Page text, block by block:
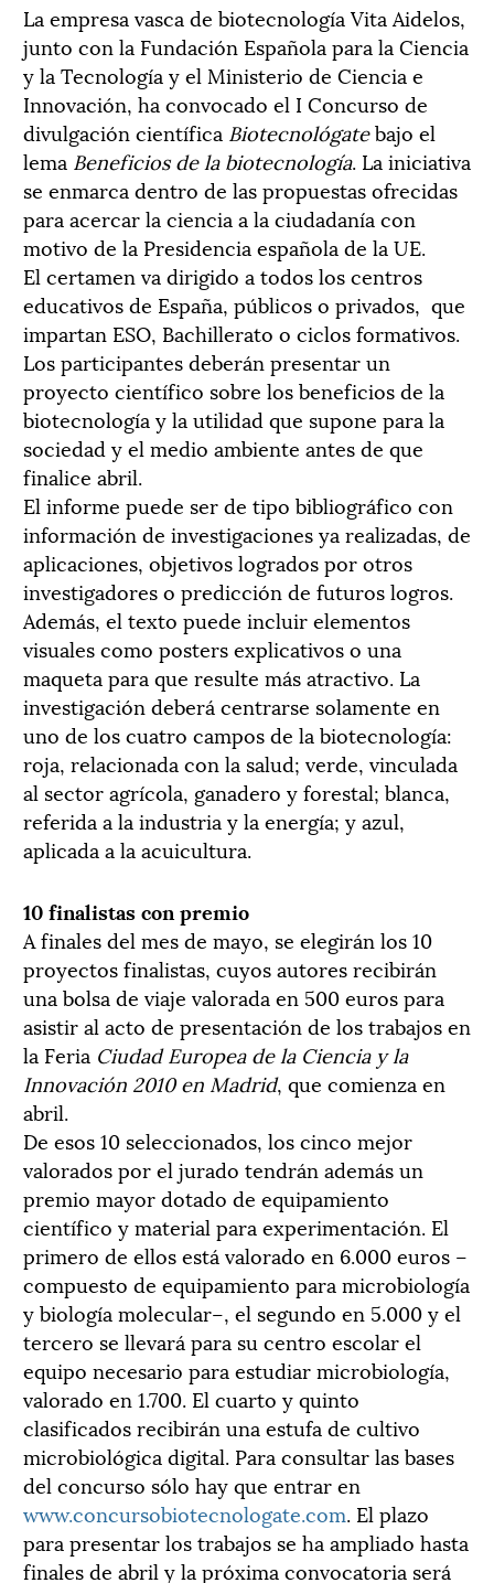
La empresa vasca de biotecnología Vita Aidelos,
junto con la Fundación Española para la Ciencia
y la Tecnología y el Ministerio de Ciencia e
Innovación, ha convocado el I Concurso de
divulgación científica Biotecnológatebajo el
lema Beneficios de la biotecnología. La iniciativa
se enmarca dentro de las propuestas ofrecidas
para acercar la ciencia a la ciudadanía con
motivo de la Presidencia española de la UE.
El certamen va dirigido a todos los centros
educativos de España, públicos o privados, que
impartan ESO, Bachillerato o ciclos formativos.
Los participantes deberán presentar un
proyecto científico sobre los beneficios de la
biotecnología y la utilidad que supone para la
sociedad y el medio ambiente antes de que
finalice abril.
El informe puede ser de tipo bibliográfico con
información de investigaciones ya realizadas, de
aplicaciones, objetivos logrados por otros
investigadores o predicción de futuros logros.
Además, el texto puede incluir elementos
visuales como posters explicativos o una
maqueta para que resulte más atractivo. La
investigación deberá centrarse solamente en
uno de los cuatro campos de la biotecnología:
roja, relacionada con la salud; verde, vinculada
al sector agrícola, ganadero y forestal; blanca,
referida a la industria y la energía; y azul,
aplicada a la acuicultura.
10 finalistas con premio
A finales del mes de mayo, se elegirán los 10
proyectos finalistas, cuyos autores recibirán
una bolsa de viaje valorada en 500 euros para
asistir al acto de presentación de los trabajos en
la Feria Ciudad Europea de la Ciencia y la
Innovación 2010 en Madrid, que comienza en
abril.
De esos 10 seleccionados, los cinco mejor
valorados por el jurado tendrán además un
premio mayor dotado de equipamiento
científico y material para experimentación. El
primero de ellos está valorado en 6.000 euros –
compuesto de equipamiento para microbiología
y biología molecular–, el segundo en 5.000 y el
tercero se llevará para su centro escolar el
equipo necesario para estudiar microbiología,
valorado en 1.700. El cuarto y quinto
clasificados recibirán una estufa de cultivo
microbiológica digital. Para consultar las bases
del concurso sólo hay que entrar en
www.concursobiotecnologate.com. El plazo
para presentar los trabajos se ha ampliado hasta
finales de abril y la próxima convocatoria será